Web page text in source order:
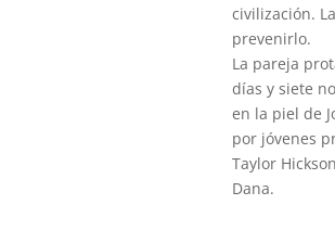
civilización.
prevenirlo.
La pareja
días y siete
en la piel de
por jóvenes
Taylor
Dana.